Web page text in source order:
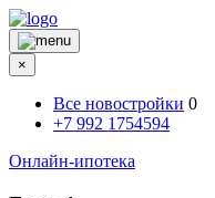
×
Все новостройки 0
+7 992 1754594
Онлайн-ипотека